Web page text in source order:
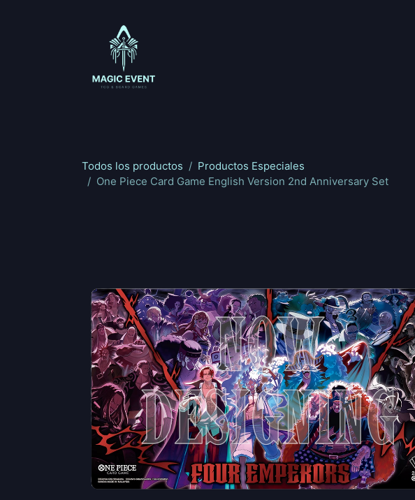
Todos los productos
Productos Especiales
One Piece Card Game English Version 2nd Anniversary Set